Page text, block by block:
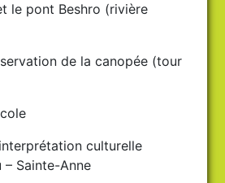
le pont Beshro (rivière
de la canopée (tour
culturelle
– Sainte-Anne